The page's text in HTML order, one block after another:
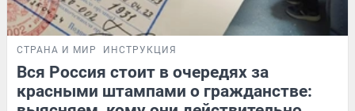
СТРАНА И МИР ИНСТРУКЦИЯ
Вся Россия стоит в очередях за
красными штампами о гражданстве: